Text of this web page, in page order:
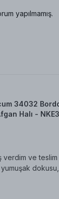
yapılmamış.
34032
Halı -
ve teslim